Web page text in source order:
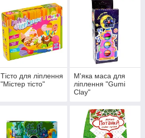
Тісто для ліплення
"Містер тісто"
М'яка маса для
ліплення "Gumi
Clay"